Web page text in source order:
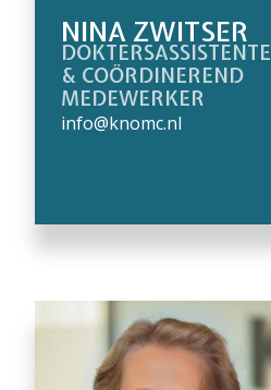
NINA ZWITSER
DOKTERSASSISTENTE
& COÖRDINEREND
MEDEWERKER
info@knomc.nl